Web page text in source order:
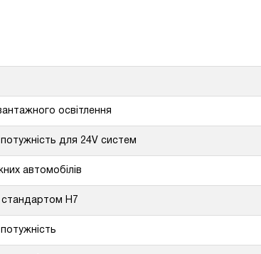
освітлення
потужність для 24V систем
автомобілів
стандартом H7